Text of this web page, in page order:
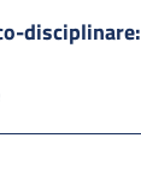
disciplinare: